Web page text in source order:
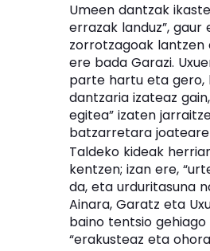
Umeen dantzak
errazak landuz”,
zorrotzagoak lantzen
ere bada Garazi.
parte hartu eta gero,
dantzaria izateaz
egitea” izaten
batzarretara
Taldeko kideak
kentzen; izan ere,
da, eta urduritasuna
Ainara, Garatz eta
baino tentsio
“erakusteaz eta